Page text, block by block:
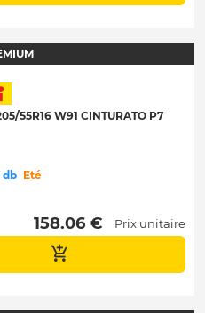
55R16 W91 CINTURATO P7
db Eté
158.06 € Prix unitaire